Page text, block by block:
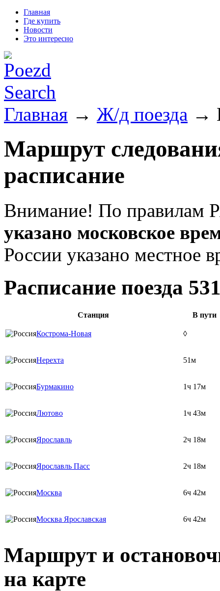
Главная
Где купить
Новости
Это интересно
Главная → Ж/д поезда →
Маршрут
расписание
Внимание! По правилам
указано московское
России указано местное
Расписание поезда
Станция В пути
Кострома-Новая ◊
Нерехта 51м
Бурмакино 1ч 17м
Лютово 1ч 43м
Ярославль 2ч 18м
Ярославль Пасс 2ч 18м
Москва 6ч 42м
Москва Ярославская 6ч 42м
Маршрут и
на карте